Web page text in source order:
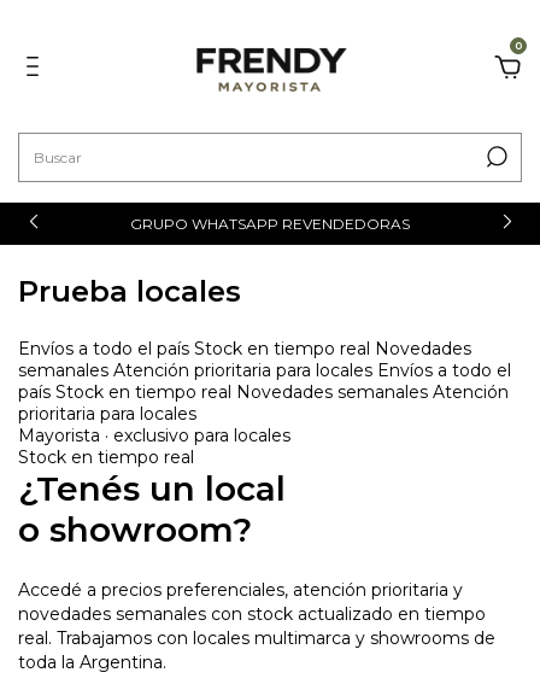
0
GRUPO WHATSAPP REVENDEDORAS
Prueba locales
Envíos a todo el país Stock en tiempo real Novedades
semanales Atención prioritaria para locales Envíos a todo el
país Stock en tiempo real Novedades semanales Atención
prioritaria para locales
Mayorista · exclusivo para locales
Stock en tiempo real
¿Tenés un local
o showroom?
Accedé a precios preferenciales, atención prioritaria y
novedades semanales con stock actualizado en tiempo
real. Trabajamos con locales multimarca y showrooms de
toda la Argentina.